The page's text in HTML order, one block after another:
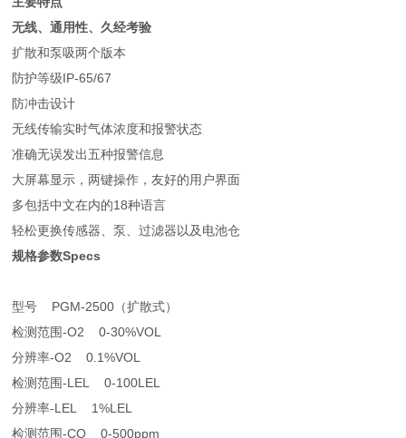
无线、通用性、久经考验
扩散和泵吸两个版本
防护等级IP-65/67
防冲击设计
无线传输实时气体浓度和报警状态
准确无误发出五种报警信息
大屏幕显示，两键操作，友好的用户界面
多包括中文在内的18种语言
轻松更换传感器、泵、过滤器以及电池仓
规格参数Specs
型号 PGM-2500（扩散式）
检测范围-O2 0-30%VOL
分辨率-O2 0.1%VOL
检测范围-LEL 0-100LEL
分辨率-LEL 1%LEL
检测范围-CO 0-500ppm